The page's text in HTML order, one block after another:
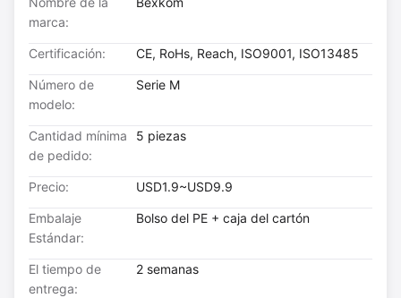
marca:
Certificación: CE, RoHs, Reach, ISO9001, ISO13485
Número de
modelo:
Serie M
Cantidad mínima
de pedido:
5 piezas
Precio: USD1.9~USD9.9
Embalaje
Estándar:
Bolso del PE + caja del cartón
El tiempo de
entrega:
2 semanas